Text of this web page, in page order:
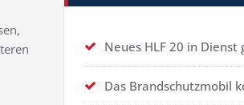
Neues HLF 20 in Dienst
Das Brandschutzmobil